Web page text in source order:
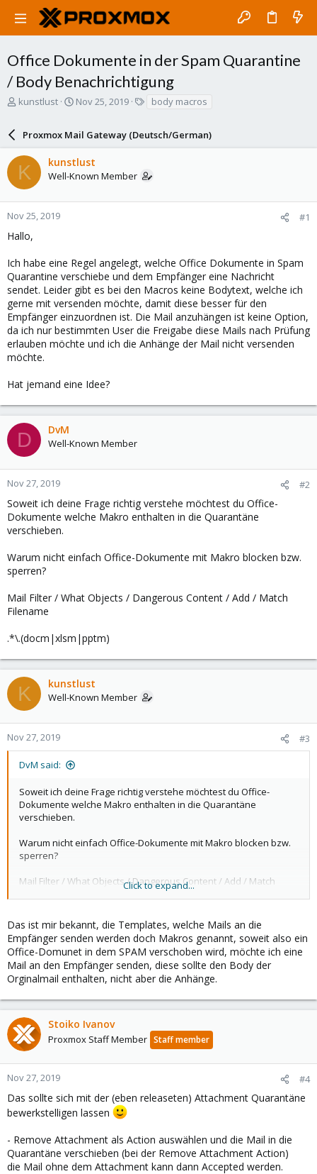
Office Dokumente in der Spam Quarantine
/ Body Benachrichtigung
T
a
d
s
t
a
r
e
kunstlust
S
r
t
d
a
e
Nov 25, 2019
s
body macros
Proxmox Mail Gateway (Deutsch/German)
K kunstlust
Well-Known Member
Nov 25, 2019 #1
Hallo,
Ich habe eine Regel angelegt, welche Office Dokumente in Spam
Quarantine verschiebe und dem Empfänger eine Nachricht
sendet. Leider gibt es bei den Macros keine Bodytext, welche ich
gerne mit versenden möchte, damit diese besser für den
Empfänger einzuordnen ist. Die Mail anzuhängen ist keine Option,
da ich nur bestimmten User die Freigabe diese Mails nach Prüfung
erlauben möchte und ich die Anhänge der Mail nicht versenden
möchte.
Hat jemand eine Idee?
D DvM
Well-Known Member
Nov 27, 2019 #2
Soweit ich deine Frage richtig verstehe möchtest du Office-
Dokumente welche Makro enthalten in die Quarantäne
verschieben.
Warum nicht einfach Office-Dokumente mit Makro blocken bzw.
sperren?
Mail Filter / What Objects / Dangerous Content / Add / Match
Filename
.*\.(docm|xlsm|pptm)
K kunstlust
Well-Known Member
Nov 27, 2019 #3
DvM said:
Soweit ich deine Frage richtig verstehe möchtest du Office-
Dokumente welche Makro enthalten in die Quarantäne
verschieben.
Warum nicht einfach Office-Dokumente mit Makro blocken bzw.
sperren?
Mail Filter / What Objects / Dangerous Content / Add / Match
.*\.(docm|xlsm|pptm)
Click to expand...
Das ist mir bekannt, die Templates, welche Mails an die
Empfänger senden werden doch Makros genannt, soweit also ein
Office-Domunet in dem SPAM verschoben wird, möchte ich eine
Mail an den Empfänger senden, diese sollte den Body der
Orginalmail enthalten, nicht aber die Anhänge.
Stoiko Ivanov
Proxmox Staff Member Staff member
Nov 27, 2019 #4
Das sollte sich mit der (eben releaseten) Attachment Quarantäne
bewerkstelligen lassen
- Remove Attachment als Action auswählen und die Mail in die
Quarantäne verschieben (bei der Remove Attachment Action)
die Mail ohne dem Attachment kann dann Accepted werden.